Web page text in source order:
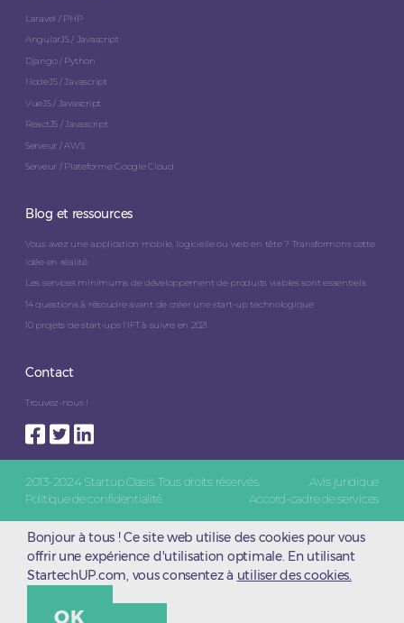
Laravel / PHP
AngularJS / Javascript
Django / Python
NodeJS / Javascript
VueJS / Javascript
ReactJS / Javascript
Serveur / AWS
Serveur / Plateforme Google Cloud
Blog et ressources
Vous avez une application mobile, logicielle ou web en tête ? Transformons cette
idée en réalité.
Les services minimums de développement de produits viables sont essentiels
14 questions à résoudre avant de créer une start-up technologique
10 projets de start-ups NFT à suivre en 2021
Contact
Trouvez-nous !
2013-2024 Startup Oasis. Tous droits réservés.
Avis juridique
Politique de confidentialité
Accord-cadre de services
Bonjour à tous ! Ce site web utilise des cookies pour vous
offrir une expérience d'utilisation optimale. En utilisant
StartechUP.com, vous consentez à utiliser des cookies.
OK